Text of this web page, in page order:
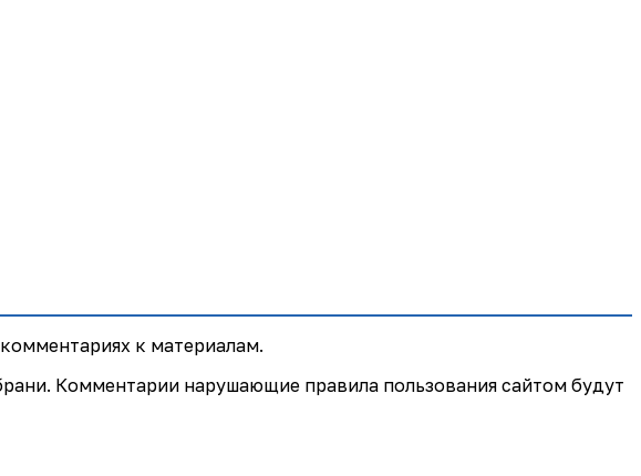
к материалам.
Комментарии нарушающие правила пользования сайтом будут